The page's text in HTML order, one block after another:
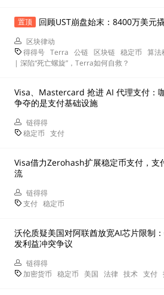
置顶 回顾UST崩盘始末：8400万美元
区块律动
得得号 Terra 公链 区块链 稳定币 算法
| 深陷“死亡螺旋”，Terra如何自救？
Visa、Mastercard 抢进 AI 代理支付：
争夺的是支付基础设施
链得得
稳定币 支付
Visa借力Zerohash扩展稳定币支付，支
流
链得得
支付 稳定币
沃伦质疑美国对阿联酋放宽AI芯片限制
发利益冲突争议
链得得
加密货币 稳定币 美国 法律 技术 支付